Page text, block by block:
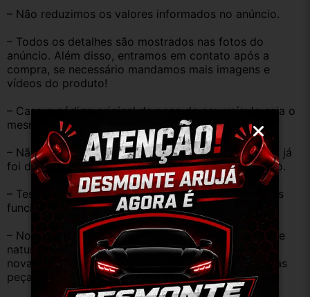
– Não reduzimos os valores informados no anúncio.
– Todos os detalhes são mostrados nas fotos do
anúncio. Além disso, entramos em contato após a
compra, se necessário mandamos mais imagens e
vídeos do produto!
– Caso o código original da peça do seu veículo seja o
mesmo descrito no anúncio servirá perfeitamente.
– Não temos informação sobre o KM, pois o veículo já
foi desmontado. No entanto, estão em ótimo estado.
– Testamos as peças antes de anunciar e enviar, elas
funcionam perfeitamente.
– Nossas peças são USADAS e apresentam desgaste
natural pelo tempo. Peças perfeitas são apenas as
novas e sem uso. No entanto, garantimos que nossas
peças estão em BOM ESTADO e foram testadas.